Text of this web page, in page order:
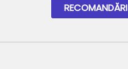
RECOMANDĂRI